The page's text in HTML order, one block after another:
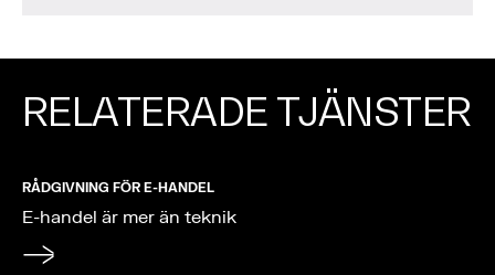
RELATERADE TJÄNSTER
RÅDGIVNING FÖR E-HANDEL
E-handel är mer än teknik